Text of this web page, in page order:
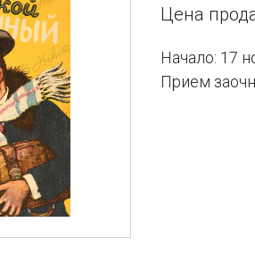
Цена
Начало: 17
Прием